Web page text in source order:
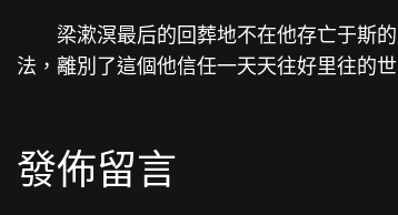
梁漱溟最后的回葬地不在他存亡于斯
法，離別了這個他信任一天天往好里往的世
發佈留言